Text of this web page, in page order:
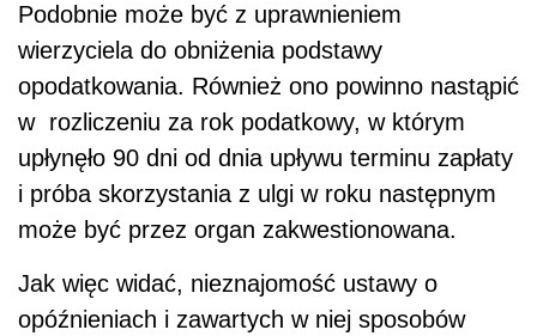
Podobnie może być z uprawnieniem
wierzyciela do obniżenia podstawy
opodatkowania. Również ono powinno nastąpić
w rozliczeniu za rok podatkowy, w którym
upłynęło 90 dni od dnia upływu terminu zapłaty
i próba skorzystania z ulgi w roku następnym
może być przez organ zakwestionowana.
Jak więc widać, nieznajomość ustawy o
opóźnieniach i zawartych w niej sposobów